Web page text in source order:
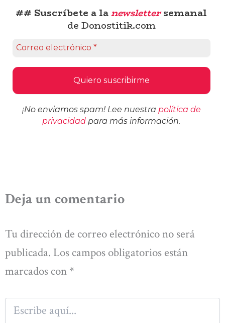
## Suscríbete a lanewslettersemanal
de Donostitik.com
¡No enviamos spam! Lee nuestra política de
privacidad para más información.
Deja un comentario
Tu dirección de correo electrónico no será
publicada. Los campos obligatorios están
marcados con *
aquí...